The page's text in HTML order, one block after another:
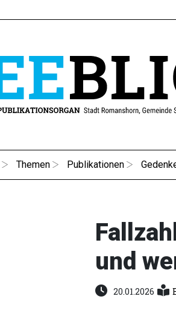
Themen Publikationen
und
20.01.2026